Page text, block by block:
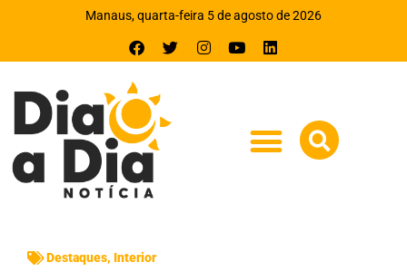
Manaus, quarta-feira 5 de agosto de 2026
Destaques, Interior